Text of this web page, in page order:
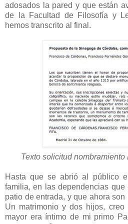
adosados la pared y que están
de la Facultad de Filosofía y
hemos transcrito al final.
Texto solicitud
Hasta que se abrió al público
familia, en las dependencias que
patio de entrada, y que ahora
Un matrimonio y dos hijos, creo
mayor era íntimo de mi primo